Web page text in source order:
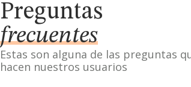
Preguntas
frecuentes
Estas son alguna de las preguntas
hacen nuestros usuarios